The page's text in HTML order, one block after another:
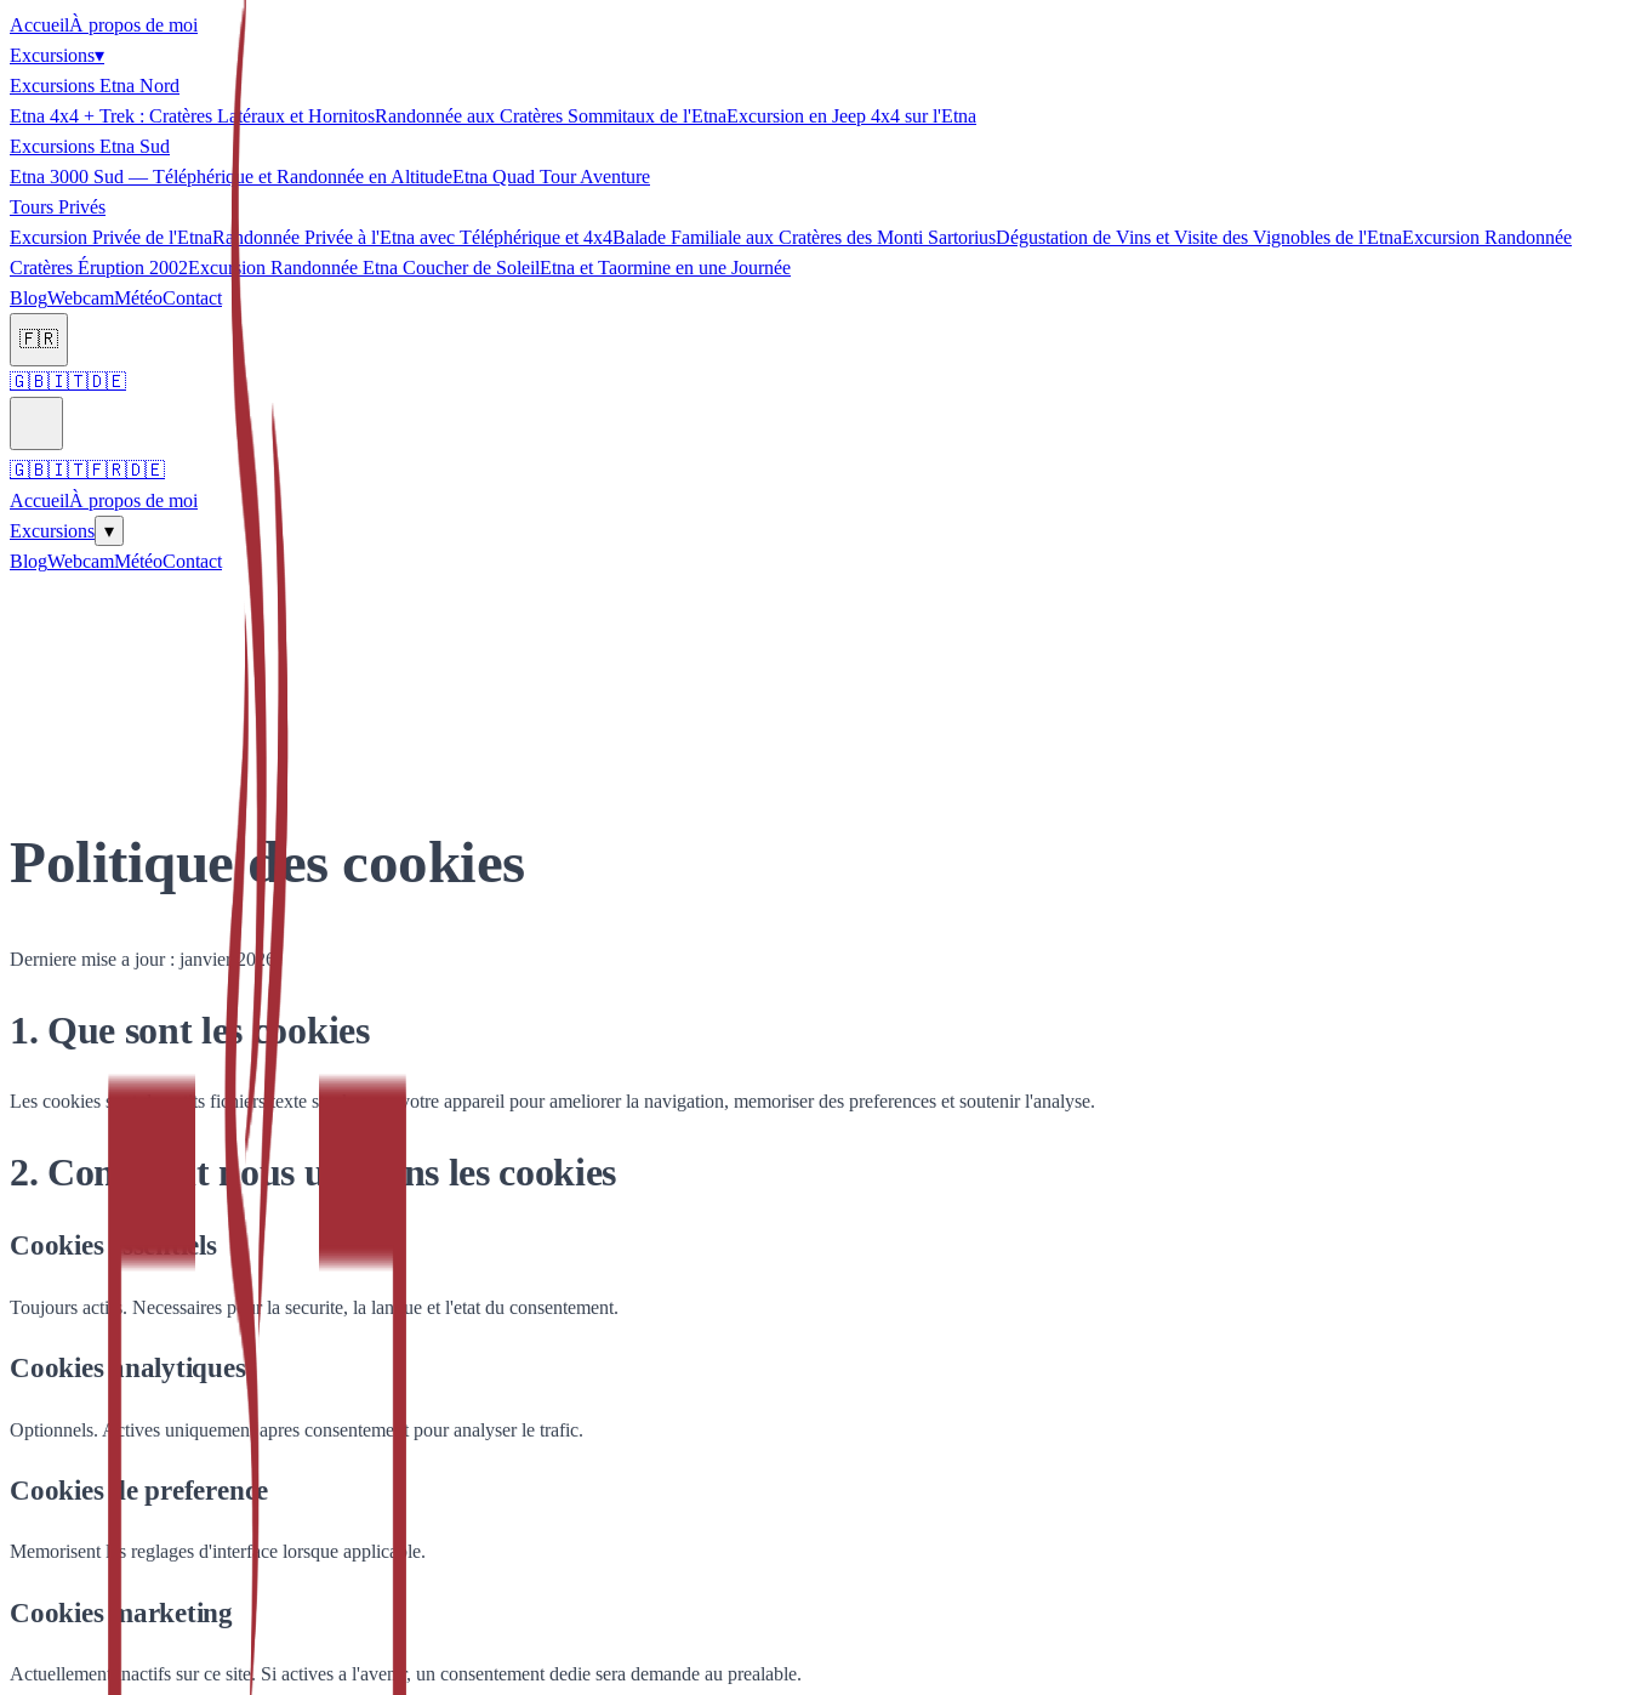
AccueilÀ propos de moi
Excursions▾
Excursions Etna Nord
Etna 4x4 + Trek : Cratères Latéraux et HornitosRandonnée aux Cratères Sommitaux de l'EtnaExcursion en Jeep 4x4 sur l'Etna
Excursions Etna Sud
Etna 3000 Sud — Téléphérique et Randonnée en AltitudeEtna Quad Tour Aventure
Tours Privés
Excursion Privée de l'EtnaRandonnée Privée à l'Etna avec Téléphérique et 4x4Balade Familiale aux Cratères des Monti SartoriusDégustation de Vins et Visite des Vignobles de l'EtnaExcursion Randonnée
Cratères Éruption 2002Excursion Randonnée Etna Coucher de SoleilEtna et Taormine en une Journée
BlogWebcamMétéoContact
🇫🇷
🇬🇧🇮🇹🇩🇪
🇬🇧🇮🇹🇫🇷🇩🇪
AccueilÀ propos de moi
Excursions ▾
BlogWebcamMétéoContact
Politique des cookies
Derniere mise a jour : janvier 2026
1. Que sont les cookies
Les cookies sont de petits fichiers texte stockes sur votre appareil pour ameliorer la navigation, memoriser des preferences et soutenir l'analyse.
2. Comment nous utilisons les cookies
Cookies essentiels
Toujours actifs. Necessaires pour la securite, la langue et l'etat du consentement.
Cookies analytiques
Optionnels. Actives uniquement apres consentement pour analyser le trafic.
Cookies de preference
Memorisent les reglages d'interface lorsque applicable.
Cookies marketing
Actuellement inactifs sur ce site. Si actives a l'avenir, un consentement dedie sera demande au prealable.